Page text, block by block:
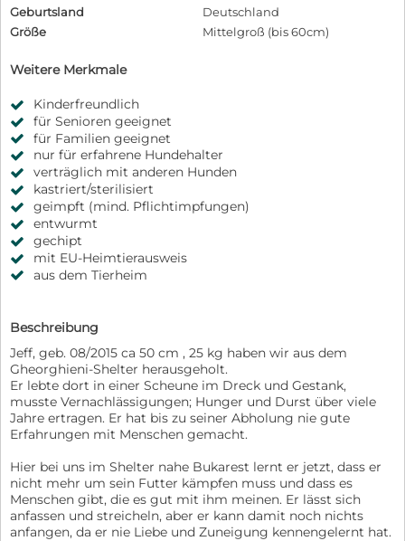
Geburtsland
Deutschland
Größe
Mittelgroß (bis 60cm)
Weitere Merkmale
Kinderfreundlich
für Senioren geeignet
für Familien geeignet
nur für erfahrene Hundehalter
verträglich mit anderen Hunden
kastriert/sterilisiert
geimpft (mind. Pflichtimpfungen)
entwurmt
gechipt
mit EU-Heimtierausweis
aus dem Tierheim
Beschreibung
Jeff, geb. 08/2015 ca 50 cm , 25 kg haben wir aus dem
Gheorghieni-Shelter herausgeholt.
Er lebte dort in einer Scheune im Dreck und Gestank,
musste Vernachlässigungen; Hunger und Durst über viele
Jahre ertragen. Er hat bis zu seiner Abholung nie gute
Erfahrungen mit Menschen gemacht.
Hier bei uns im Shelter nahe Bukarest lernt er jetzt, dass er
nicht mehr um sein Futter kämpfen muss und dass es
Menschen gibt, die es gut mit ihm meinen. Er lässt sich
anfassen und streicheln, aber er kann damit noch nichts
anfangen, da er nie Liebe und Zuneigung kennengelernt hat.